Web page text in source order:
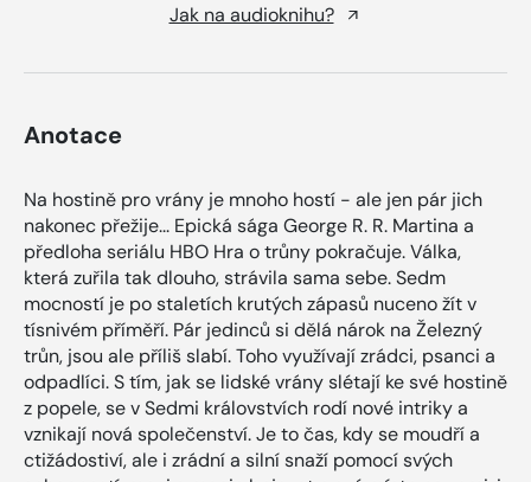
Jak na audioknihu?
Anotace
Na hostině pro vrány je mnoho hostí - ale jen pár jich
nakonec přežije... Epická sága George R. R. Martina a
předloha seriálu HBO Hra o trůny pokračuje. Válka,
která zuřila tak dlouho, strávila sama sebe. Sedm
mocností je po staletích krutých zápasů nuceno žít v
tísnivém příměří. Pár jedinců si dělá nárok na Železný
trůn, jsou ale příliš slabí. Toho využívají zrádci, psanci a
odpadlíci. S tím, jak se lidské vrány slétají ke své hostině
z popele, se v Sedmi královstvích rodí nové intriky a
vznikají nová společenství. Je to čas, kdy se moudří a
ctižádostiví, ale i zrádní a silní snaží pomocí svých